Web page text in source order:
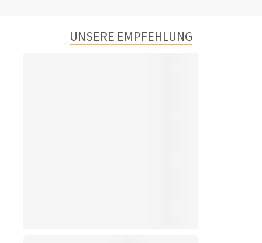
UNSERE EMPFEHLUNG